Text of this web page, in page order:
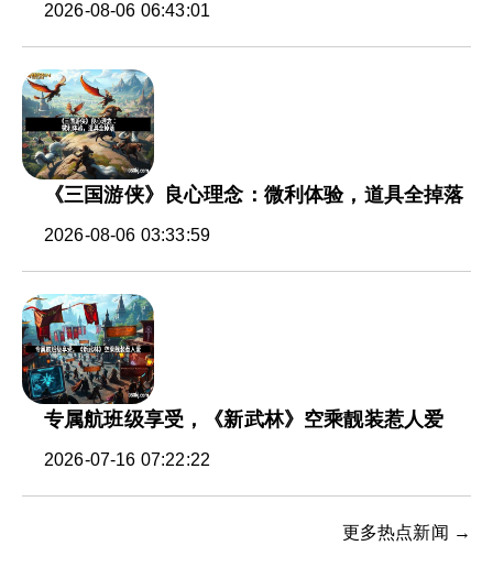
2026-08-06 06:43:01
《三国游侠》良心理念：微利体验，道具全掉落
2026-08-06 03:33:59
专属航班级享受，《新武林》空乘靓装惹人爱
2026-07-16 07:22:22
更多热点新闻 →